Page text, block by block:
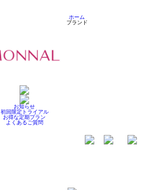
ホーム
ブランド
お知らせ
初回限定トライアル
お得な定期プラン
よくあるご質問